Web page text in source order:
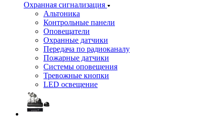
Охранная сигнализация
Альтоника
Контрольные панели
Оповещатели
Охранные датчики
Передача по радиоканалу
Пожарные датчики
Системы оповещения
Тревожные кнопки
LED освещение